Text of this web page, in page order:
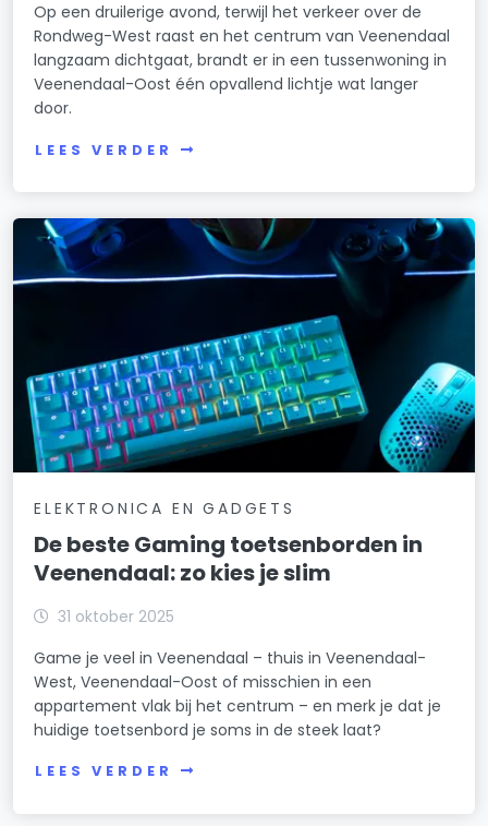
Op een druilerige avond, terwijl het verkeer over de
Rondweg-West raast en het centrum van Veenendaal
langzaam dichtgaat, brandt er in een tussenwoning in
Veenendaal-Oost één opvallend lichtje wat langer
door.
LEES VERDER
ELEKTRONICA EN GADGETS
De beste Gaming toetsenborden in
Veenendaal: zo kies je slim
31 oktober 2025
Game je veel in Veenendaal – thuis in Veenendaal-
West, Veenendaal-Oost of misschien in een
appartement vlak bij het centrum – en merk je dat je
huidige toetsenbord je soms in de steek laat?
LEES VERDER